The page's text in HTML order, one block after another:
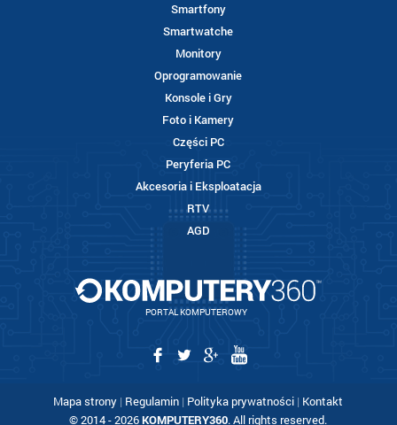
Smartfony
Smartwatche
Monitory
Oprogramowanie
Konsole i Gry
Foto i Kamery
Części PC
Peryferia PC
Akcesoria i Eksploatacja
RTV
AGD
PORTAL KOMPUTEROWY
Mapa strony | Regulamin | Polityka prywatności | Kontakt
© 2014 - 2026KOMPUTERY360. All rights reserved.